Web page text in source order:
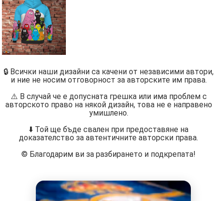
🔒 Всички наши дизайни са качени от независими автори,
и ние не носим отговорност за авторските им права.
⚠️ В случай че е допусната грешка или има проблем с
авторското право на някой дизайн, това не е направено
умишлено.
⬇️ Той ще бъде свален при предоставяне на
доказателство за автентичните авторски права.
©️ Благодарим ви за разбирането и подкрепата!